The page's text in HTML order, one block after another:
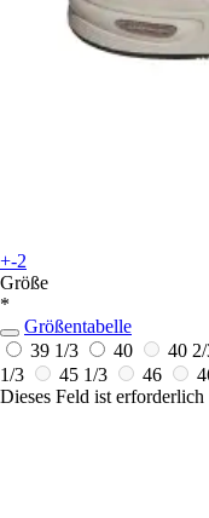
+-2
Größe
*
Größentabelle
39 1/3
40 40
1/3
45 1/3 46
Dieses Feld ist erforderlich